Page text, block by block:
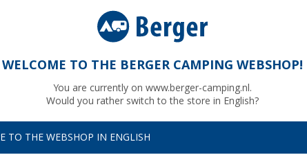
onderhoud Technologie en onderhoud Slangenset voor
m
normaal
€
WELCOME TO THE BERGER CAMPING WEBSHOP!
You are currently on www.berger-camping.nl.
Would you rather switch to the store in English?
TO THE WEBSHOP IN ENGLISH